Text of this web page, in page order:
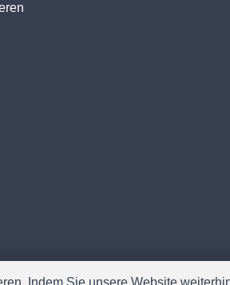
Indem Sie unsere Website